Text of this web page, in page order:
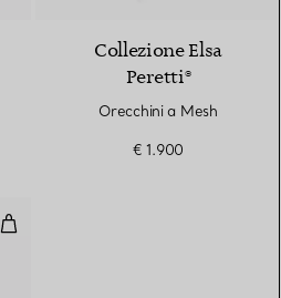
Collezione Elsa
Peretti®
Orecchini a Mesh
€ 1.900
Orecchini pendenti Diamonds